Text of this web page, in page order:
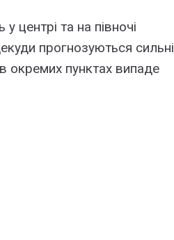
центрі та на півночі
прогнозуються сильні
окремих пунктах випаде